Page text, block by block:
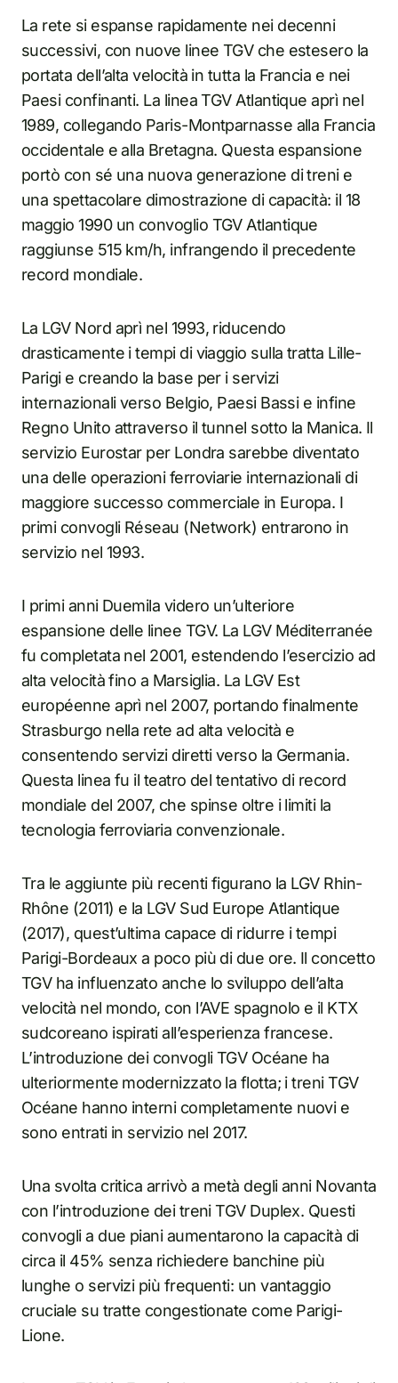
La rete si espanse rapidamente nei decenni
successivi, con nuove linee TGV che estesero la
portata dell’alta velocità in tutta la Francia e nei
Paesi confinanti. La linea TGV Atlantique aprì nel
1989, collegando Paris-Montparnasse alla Francia
occidentale e alla Bretagna. Questa espansione
portò con sé una nuova generazione di treni e
una spettacolare dimostrazione di capacità: il 18
maggio 1990 un convoglio TGV Atlantique
raggiunse 515 km/h, infrangendo il precedente
record mondiale.
La LGV Nord aprì nel 1993, riducendo
drasticamente i tempi di viaggio sulla tratta Lille-
Parigi e creando la base per i servizi
internazionali verso Belgio, Paesi Bassi e infine
Regno Unito attraverso il tunnel sotto la Manica. Il
servizio Eurostar per Londra sarebbe diventato
una delle operazioni ferroviarie internazionali di
maggiore successo commerciale in Europa. I
primi convogli Réseau (Network) entrarono in
servizio nel 1993.
I primi anni Duemila videro un’ulteriore
espansione delle linee TGV. La LGV Méditerranée
fu completata nel 2001, estendendo l’esercizio ad
alta velocità fino a Marsiglia. La LGV Est
européenne aprì nel 2007, portando finalmente
Strasburgo nella rete ad alta velocità e
consentendo servizi diretti verso la Germania.
Questa linea fu il teatro del tentativo di record
mondiale del 2007, che spinse oltre i limiti la
tecnologia ferroviaria convenzionale.
Tra le aggiunte più recenti figurano la LGV Rhin-
Rhône (2011) e la LGV Sud Europe Atlantique
(2017), quest’ultima capace di ridurre i tempi
Parigi-Bordeaux a poco più di due ore. Il concetto
TGV ha influenzato anche lo sviluppo dell’alta
velocità nel mondo, con l’AVE spagnolo e il KTX
sudcoreano ispirati all’esperienza francese.
L’introduzione dei convogli TGV Océane ha
ulteriormente modernizzato la flotta; i treni TGV
Océane hanno interni completamente nuovi e
sono entrati in servizio nel 2017.
Una svolta critica arrivò a metà degli anni Novanta
con l’introduzione dei treni TGV Duplex. Questi
convogli a due piani aumentarono la capacità di
circa il 45% senza richiedere banchine più
lunghe o servizi più frequenti: un vantaggio
cruciale su tratte congestionate come Parigi-
Lione.